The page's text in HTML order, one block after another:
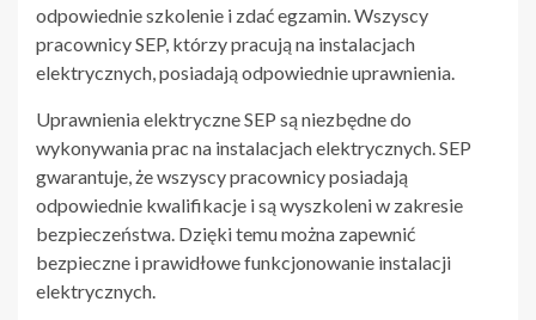
odpowiednie szkolenie i zdać egzamin. Wszyscy
pracownicy SEP, którzy pracują na instalacjach
elektrycznych, posiadają odpowiednie uprawnienia.
Uprawnienia elektryczne SEP są niezbędne do
wykonywania prac na instalacjach elektrycznych. SEP
gwarantuje, że wszyscy pracownicy posiadają
odpowiednie kwalifikacje i są wyszkoleni w zakresie
bezpieczeństwa. Dzięki temu można zapewnić
bezpieczne i prawidłowe funkcjonowanie instalacji
elektrycznych.